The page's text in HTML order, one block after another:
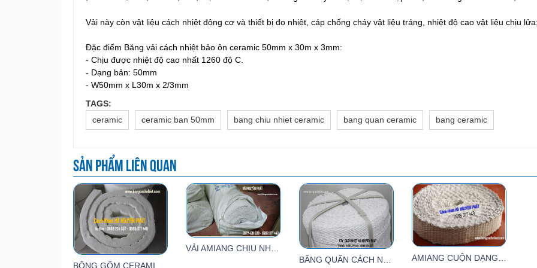
Vải này còn vật liệu cách nhiệt động cơ và thiết bị đo nhiệt, cáp chống cháy vật liệu tráng, nhiệt độ cao vật liệu chịu
Đặc điểm Băng vải cách nhiệt bảo ôn ceramic 50mm x 30m x 3mm:
- Chịu được nhiệt độ cao nhất 1260 độ C.
- Dạng bản: 50mm
- W50mm x L30m x 2/3mm
TAGS:
ceramic
ceramic ban 50mm bang chiu nhiet ceramic bang quan ceramic bang ceramic
Sản phẩm liên quan